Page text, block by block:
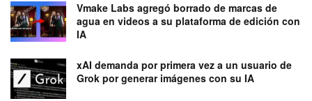
Vmake Labs agregó borrado de marcas de
agua en videos a su plataforma de edición con
IA
xAI demanda por primera vez a un usuario de
Grok por generar imágenes con su IA